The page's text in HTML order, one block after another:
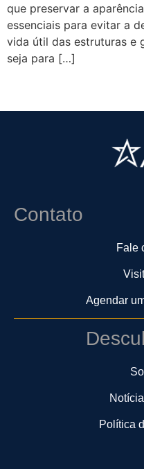
que preservar a
essenciais para evitar a
vida útil das estruturas e
seja para […]
Contato
Fale
Agendar
Política